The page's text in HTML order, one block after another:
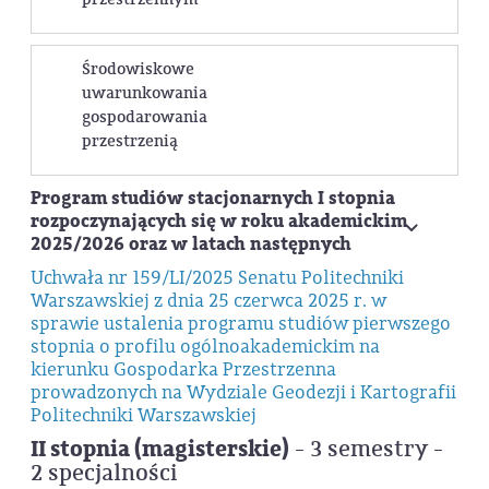
Urbanistyka w planowaniu przestrzennym
Istotą specjalności jest teoretyczne i praktyczne
przygotowanie studentów do pracy projektowej
do planowania rozwoju lokalnego, sporządzania
dokumentów i opracowań planistycznych na
różnych szczeblach, planowania koncepcji
rozwoju przestrzennego terenów o różnych
funkcjach, tworzenia wizualizacji 3D oraz
projektowania z wykorzystaniem
współczesnych technologii komputerowych
CAD i GIS.
Studenci nabywają umiejętności projektowania
odręcznego, wykonywania makiet oraz
opracowań graficznych będących warsztatem
pracy architektów i urbanistów. Studenci
Środowiskowe
uwarunkowania
gospodarowania
przestrzenią
Środowiskowe uwarunkowania
gospodarowania przestrzenią
Istotą specjalności jest teoretyczne i praktyczne
przygotowanie studentów do oceny
uwarunkowań przyrodniczych, kulturowych,
społecznych i ekonomicznych w wyznaczaniu
kierunków zagospodarowania przestrzennego
obszarów wiejskich i miejskich zgodnie z
założeniami rozwoju zrównoważonego.
Prace projektowe, wykonywane z
wykorzystaniem nowoczesnych technologii
Program studiów stacjonarnych I stopnia
rozpoczynających się w roku akademickim
2025/2026 oraz w latach następnych
Uchwała nr 159/LI/2025 Senatu Politechniki
Warszawskiej z dnia 25 czerwca 2025 r. w
sprawie ustalenia programu studiów pierwszego
stopnia o profilu ogólnoakademickim na
kierunku Gospodarka Przestrzenna
prowadzonych na Wydziale Geodezji i Kartografii
Politechniki Warszawskiej
II stopnia (magisterskie) - 3 semestry -
2 specjalności